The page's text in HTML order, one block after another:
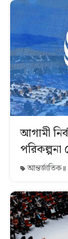
আগামী
আন্তর্জাতিক